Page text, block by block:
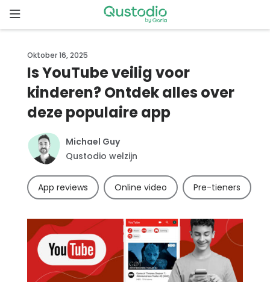
to
content
Waarom
Qustodio
slag
Downloads
Prijzen
Oktober 16, 2025
Is YouTube veilig voor
kinderen? Ontdek alles over
deze populaire app
Michael Guy
Qustodio welzijn
App reviews Online video Pre-tieners